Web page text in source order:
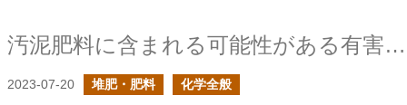
汚泥肥料に含まれる可能性がある有害金属のこと
2023-07-20 堆肥・肥料 化学全般